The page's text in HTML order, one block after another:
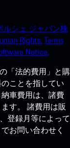
ルシェ ジャパン株
Rights.Terms
Notice.
「法的費用」と購
ことを指してい
車費用は、諸費
す。 諸費用は販
登録月等によって
お問い合わせく